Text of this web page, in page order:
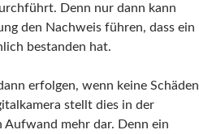
Denn nur dann kann
den Nachweis führen, dass ein
bestanden hat.
erfolgen, wenn keine Schäden
stellt dies in der
Aufwand mehr dar. Denn ein